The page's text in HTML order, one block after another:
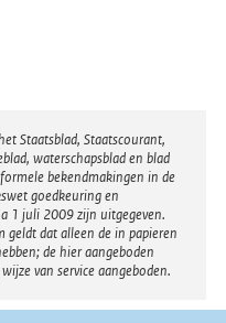
Staatsblad, Staatscourant,
waterschapsblad en blad
bekendmakingen in de
goedkeuring en
1 juli 2009 zijn uitgegeven.
geldt dat alleen de in papieren
de hier aangeboden
van service aangeboden.